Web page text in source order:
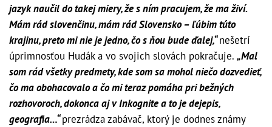
jazyk naučil do takej miery, že s ním pracujem, že ma živí.
Mám rád slovenčinu, mám rád Slovensko – ľúbim túto
krajinu, preto mi nie je jedno, čo s ňou bude ďalej,“nešetrí
úprimnosťou Hudák a vo svojich slovách pokračuje. „Mal
som rád všetky predmety, kde som sa mohol niečo dozvedieť,
čo ma obohacovalo a čo mi teraz pomáha pri bežných
rozhovoroch, dokonca aj v Inkognite a to je dejepis,
geografia…“prezrádza zabávač, ktorý je dodnes známy